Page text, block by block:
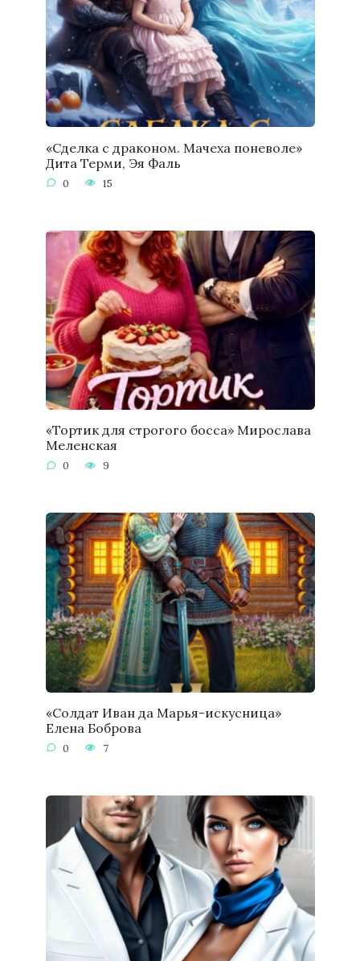
«Сделка с драконом. Мачеха поневоле»
Дита Терми, Эя Фаль
0 15
«Тортик для строгого босса» Мирослава
Меленская
0 9
«Солдат Иван да Марья-искусница»
Елена Боброва
0 7